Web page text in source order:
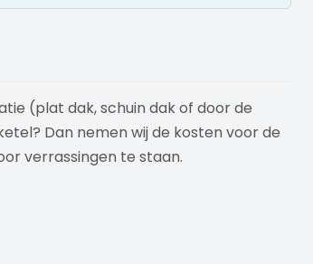
(plat dak, schuin dak of door de
Dan nemen wij de kosten voor de
verrassingen te staan.